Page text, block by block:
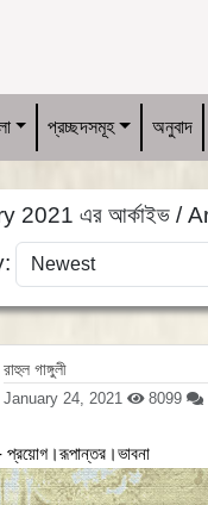
প্রচ্ছদসমূহ অনুবাদ
2021 এর আর্কাইভ /
রাহুল গাঙ্গুলী
January 24, 2021 8099
- প্রয়োগ।রূপান্তর।ভাবনা